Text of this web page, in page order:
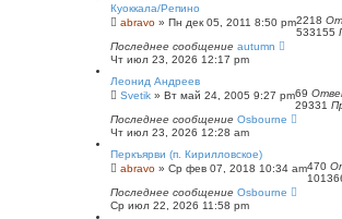
Куоккала/Репино
abravo » Пн дек 05, 2011 8:50 pm2218
533155
Последнее сообщение autumn
Чт июл 23, 2026 12:17 pm
Леонид Андреев
Svetik » Вт май 24, 2005 9:27 pm69
29331
Последнее сообщение Osbourne
Чт июл 23, 2026 12:28 am
Перкъярви (п. Кирилловское)
abravo » Ср фев 07, 2018 10:34 am470
Последнее сообщение Osbourne
Ср июл 22, 2026 11:58 pm